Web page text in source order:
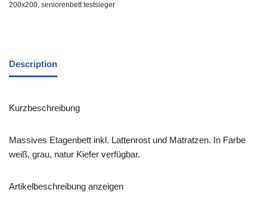
200x200, seniorenbett testsieger
Description
Kurzbeschreibung
Massives Etagenbett inkl. Lattenrost und Matratzen. In Farbe
weiß, grau, natur Kiefer verfügbar.
Artikelbeschreibung anzeigen